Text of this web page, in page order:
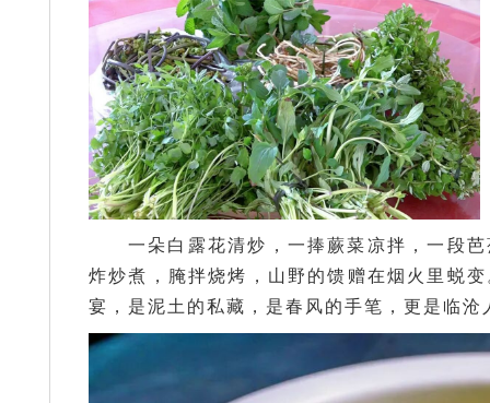
一朵白露花清炒，一捧蕨菜凉拌，一段
炸炒煮，腌拌烧烤，山野的馈赠在烟火里蜕
宴，是泥土的私藏，是春风的手笔，更是临沧